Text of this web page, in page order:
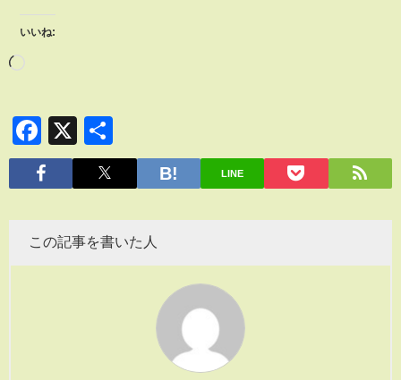
いいね:
Facebook
X
有
LINE
この記事を書いた人